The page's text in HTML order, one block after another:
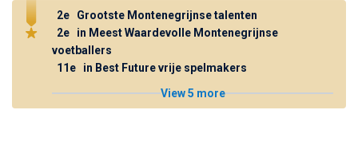
2e
Grootste Montenegrijnse talenten
2e
in Meest Waardevolle Montenegrijnse
voetballers
11e
in Best Future vrije spelmakers
View 5 more